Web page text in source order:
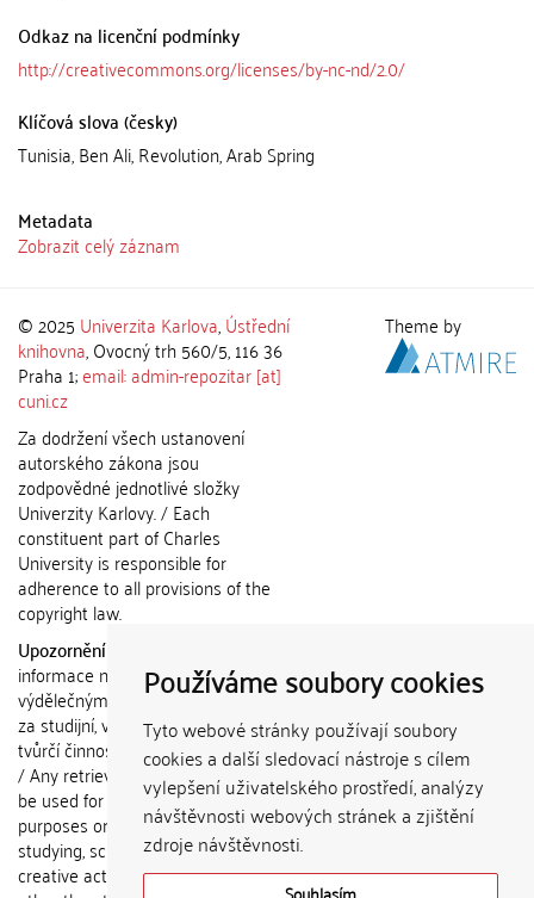
Používáme soubory cookies
Tyto webové stránky používají soubory
cookies a další sledovací nástroje s cílem
vylepšení uživatelského prostředí, analýzy
návštěvnosti webových stránek a zjištění
zdroje návštěvnosti.
Souhlasím
Odkaz na licenční podmínky
http://creativecommons.org/licenses/by-nc-nd/2.0/
Klíčová slova (česky)
Tunisia, Ben Ali, Revolution, Arab Spring
Metadata
Zobrazit celý záznam
© 2025 Univerzita Karlova,Ústřední
knihovna, Ovocný trh 560/5, 116 36
Praha 1;email: admin-repozitar [at]
cuni.cz
Za dodržení všech ustanovení
autorského zákona jsou
zodpovědné jednotlivé složky
Univerzity Karlovy. / Each
constituent part of Charles
University is responsible for
adherence to all provisions of the
copyright law.
Upozornění / Notice:
informace nemohou být použity k
výdělečným účelům nebo vydávány
za studijní, vědeckou nebo jinou
tvůrčí činnost jiné osoby než autora.
/ Any retrieved information shall not
be used for any commercial
purposes or claimed as results of
studying, scientific or any other
creative activities of any person
Theme by